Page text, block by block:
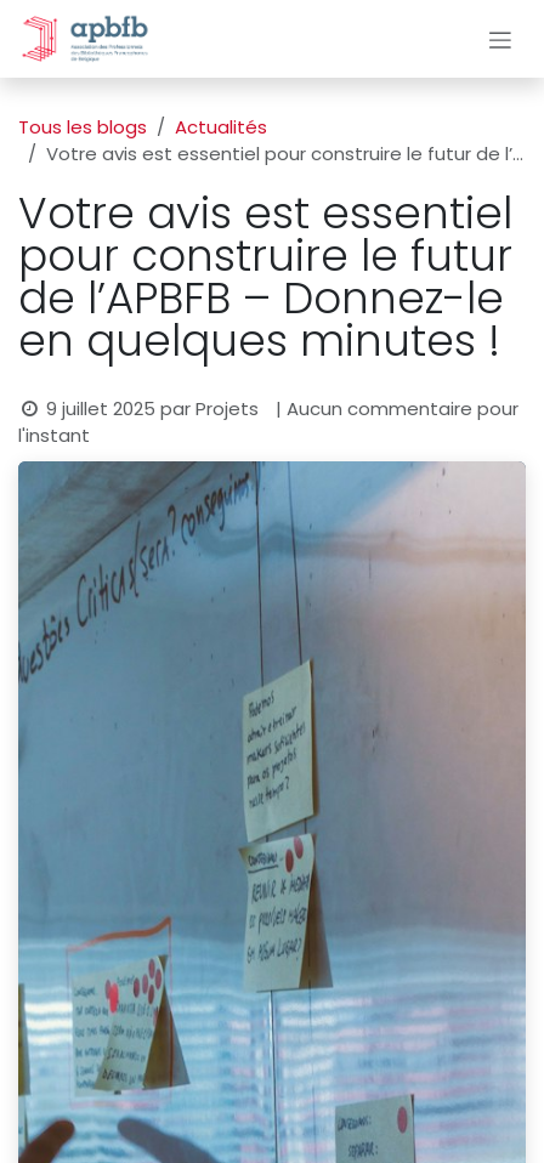
Se rendre au contenu
Tous les blogs
Actualités
Votre avis est essentiel pour construire le futur de l’APBFB – Donnez-le en quelques minutes !
Votre avis est essentiel
pour construire le futur
de l’APBFB – Donnez-le
en quelques minutes !
9 juillet 2025 parProjets
| Aucun commentaire pour
l'instant